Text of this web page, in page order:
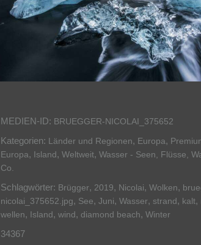
MEDIEN-ID: BRUEGGER-NICOLAI_375652
Kategorien: Länder und Regionen, Europa,
Europa, Island, Weltweit, Wasser - Seen, Flüsse,
Co.
Schlagwörter: Brügger, 2019, Nicolai, Wolken,
nicolai_375652.jpg, See, Juni, Wasser, strand, kalt,
wellen, Island, wind, diamond beach, Winter
34367